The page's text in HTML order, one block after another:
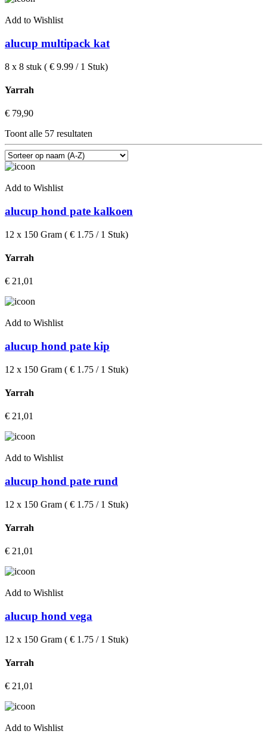
Add to Wishlist
alucup multipack kat
8 x 8 stuk ( € 9.99 / 1 Stuk)
Yarrah
€ 79,90
Toont alle 57 resultaten
Add to Wishlist
alucup hond pate kalkoen
12 x 150 Gram ( € 1.75 / 1 Stuk)
Yarrah
€ 21,01
Add to Wishlist
alucup hond pate kip
12 x 150 Gram ( € 1.75 / 1 Stuk)
Yarrah
€ 21,01
Add to Wishlist
alucup hond pate rund
12 x 150 Gram ( € 1.75 / 1 Stuk)
Yarrah
€ 21,01
Add to Wishlist
alucup hond vega
12 x 150 Gram ( € 1.75 / 1 Stuk)
Yarrah
€ 21,01
Add to Wishlist